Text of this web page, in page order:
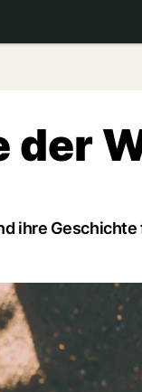
der
ihre Geschichte